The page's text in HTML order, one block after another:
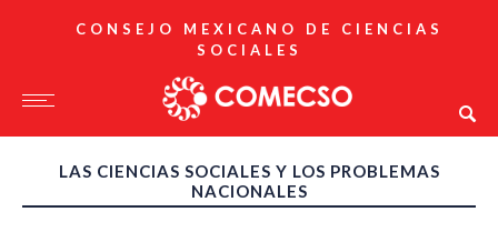
CONSEJO MEXICANO DE CIENCIAS
SOCIALES
LAS CIENCIAS SOCIALES Y LOS PROBLEMAS
NACIONALES